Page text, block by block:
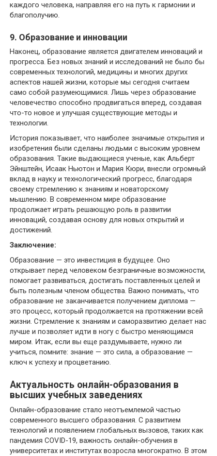
каждого человека, направляя его на путь к гармонии и
благополучию.
9. Образование и инновации
Наконец, образование является двигателем инноваций и
прогресса. Без новых знаний и исследований не было бы
современных технологий, медицины и многих других
аспектов нашей жизни, которые мы сегодня считаем
само собой разумеющимися. Лишь через образование
человечество способно продвигаться вперед, создавая
что-то новое и улучшая существующие методы и
технологии.
История показывает, что наиболее значимые открытия и
изобретения были сделаны людьми с высоким уровнем
образования. Такие выдающиеся ученые, как Альберт
Эйнштейн, Исаак Ньютон и Мария Кюри, внесли огромный
вклад в науку и технологический прогресс, благодаря
своему стремлению к знаниям и новаторскому
мышлению. В современном мире образование
продолжает играть решающую роль в развитии
инноваций, создавая основу для новых открытий и
достижений.
Заключение:
Образование — это инвестиция в будущее. Оно
открывает перед человеком безграничные возможности,
помогает развиваться, достигать поставленных целей и
быть полезным членом общества. Важно понимать, что
образование не заканчивается получением диплома —
это процесс, который продолжается на протяжении всей
жизни. Стремление к знаниям и саморазвитию делает нас
лучше и позволяет идти в ногу с быстро меняющимся
миром. Итак, если вы еще раздумываете, нужно ли
учиться, помните: знание — это сила, а образование —
ключ к успеху и процветанию.
Актуальность онлайн-образования в
высших учебных заведениях
Онлайн-образование стало неотъемлемой частью
современного высшего образования. С развитием
технологий и появлением глобальных вызовов, таких как
пандемия COVID-19, важность онлайн-обучения в
университетах и институтах возросла многократно. В этом